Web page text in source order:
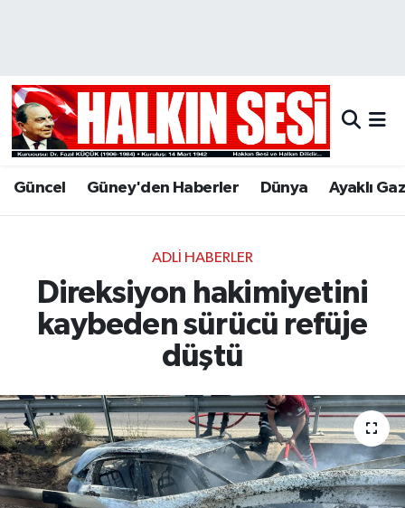
Güncel Güney'den Haberler Dünya Ayaklı
ADLI HABERLER
Direksiyon hakimiyetini
kaybeden sürücü refüje
düştü
Hava Durumu
Trafik Durumu
Tüm Manşetler
Son Dakika Haberleri
Haber Arşivi